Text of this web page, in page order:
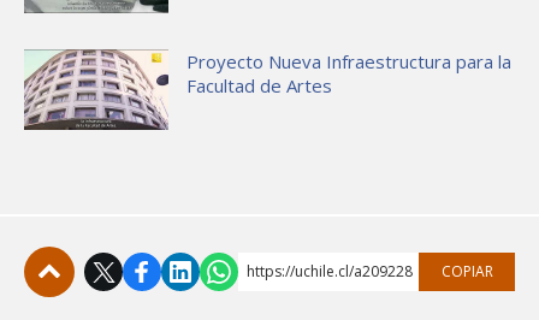
Proyecto Nueva Infraestructura para la
Facultad de Artes
https://uchile.cl/a209228 COPIAR